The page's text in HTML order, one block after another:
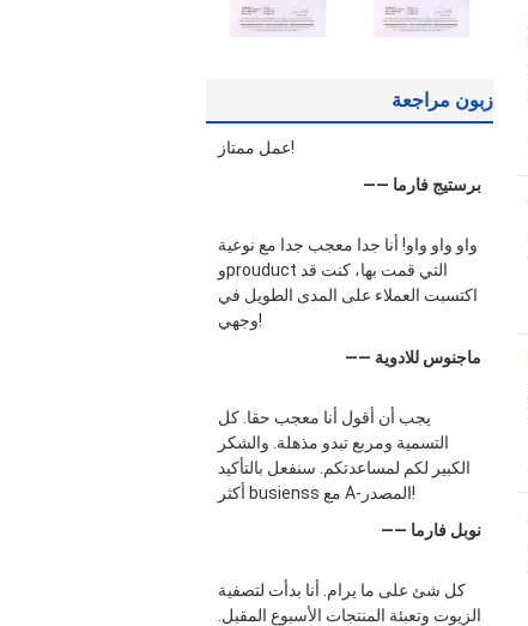
زبون مراجعة
عمل ممتاز!
—— برستيج فارما
واو واو واو! أنا جدا معجب جدا مع نوعية
وprouduct التي قمت بها، كنت قد
اكتسبت العملاء على المدى الطويل في
وجهي!
—— ماجنوس للادوية
يجب أن أقول أنا معجب حقا. كل
التسمية ومربع تبدو مذهلة. والشكر
الكبير لكم لمساعدتكم. سنفعل بالتأكيد
أكثر busienss مع A-المصدر!
—— نوبل فارما
كل شئ على ما يرام. أنا بدأت لتصفية
الزيوت وتعبئة المنتجات الأسبوع المقبل.